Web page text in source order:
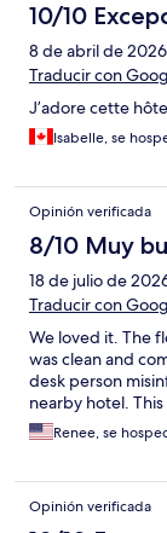
10/10
8 de abril de 2026
Traducir con
J’adore cette
Isabelle, se
Opinión verificada
8/10 Muy
18 de julio de
Traducir con
We loved it. The
was clean and
desk person
nearby hotel.
Renee, se
Opinión verificada